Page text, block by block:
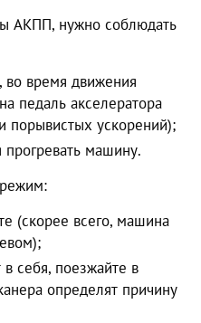
АКПП, нужно соблюдать
во время движения
педаль акселератора
порывистых ускорений);
машину.
(скорее всего, машина
себя, поезжайте в
определят причину